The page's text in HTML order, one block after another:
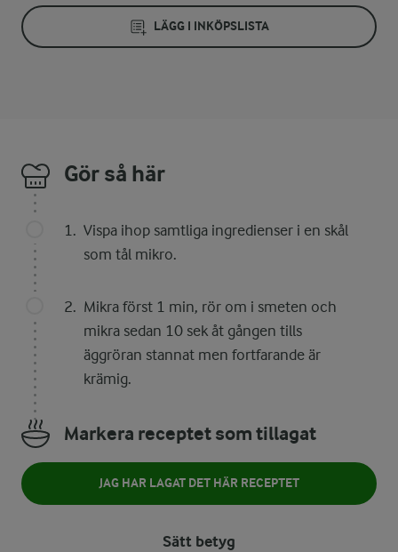
LÄGG I INKÖPSLISTA
Gör så här
Vispa ihop samtliga ingredienser i en skål
som tål mikro.
Mikra först 1 min, rör om i smeten och
mikra sedan 10 sek åt gången tills
äggröran stannat men fortfarande är
krämig.
Markera receptet som tillagat
JAG HAR LAGAT DET HÄR RECEPTET
Sätt betyg